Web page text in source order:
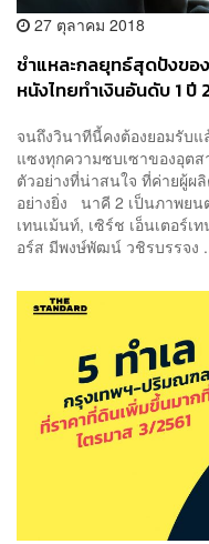
27 ตุลาคม 2018
ชำแหละกลยุทธ์สุดปังของ
หนังไทยทำเงินอันดับ 1 ปี
จนถึงวินาทีนี้คงต้องยอมรับ
แซงทุกความซบเซาของอุตส
ตัวอย่างที่น่าสนใจ ที่ค่ายผู้ผ
อย่างยิ่ง นาคี 2 เป็นภาพยน
เทนเม้นท์, เซิร์ช เอ็นเตอร์
อร์ส มีพงษ์พัฒน์ วชิรบรรจง